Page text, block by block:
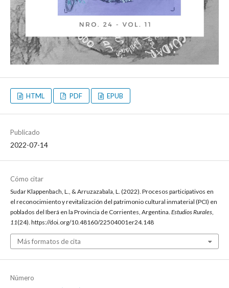
HTML PDF EPUB
Publicado
2022-07-14
Cómo citar
Sudar Klappenbach, L., & Arruzazabala, L. (2022). Procesos participativos en
el reconocimiento y revitalización del patrimonio cultural inmaterial (PCI) en
poblados del Iberá en la Provincia de Corrientes, Argentina. Estudios Rurales,
11(24). https://doi.org/10.48160/22504001er24.148
Más formatos de cita
Número